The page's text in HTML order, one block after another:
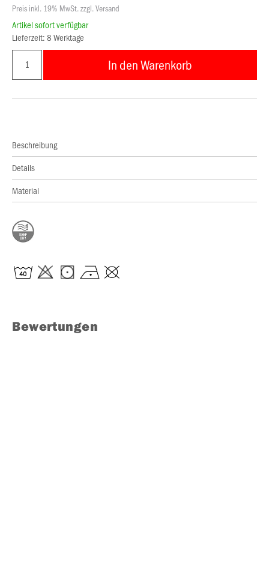
Preis inkl. 19% MwSt. zzgl. Versand
Artikel sofort verfügbar
Lieferzeit: 8 Werktage
In den Warenkorb
Beschreibung
Details
Material
Bewertungen